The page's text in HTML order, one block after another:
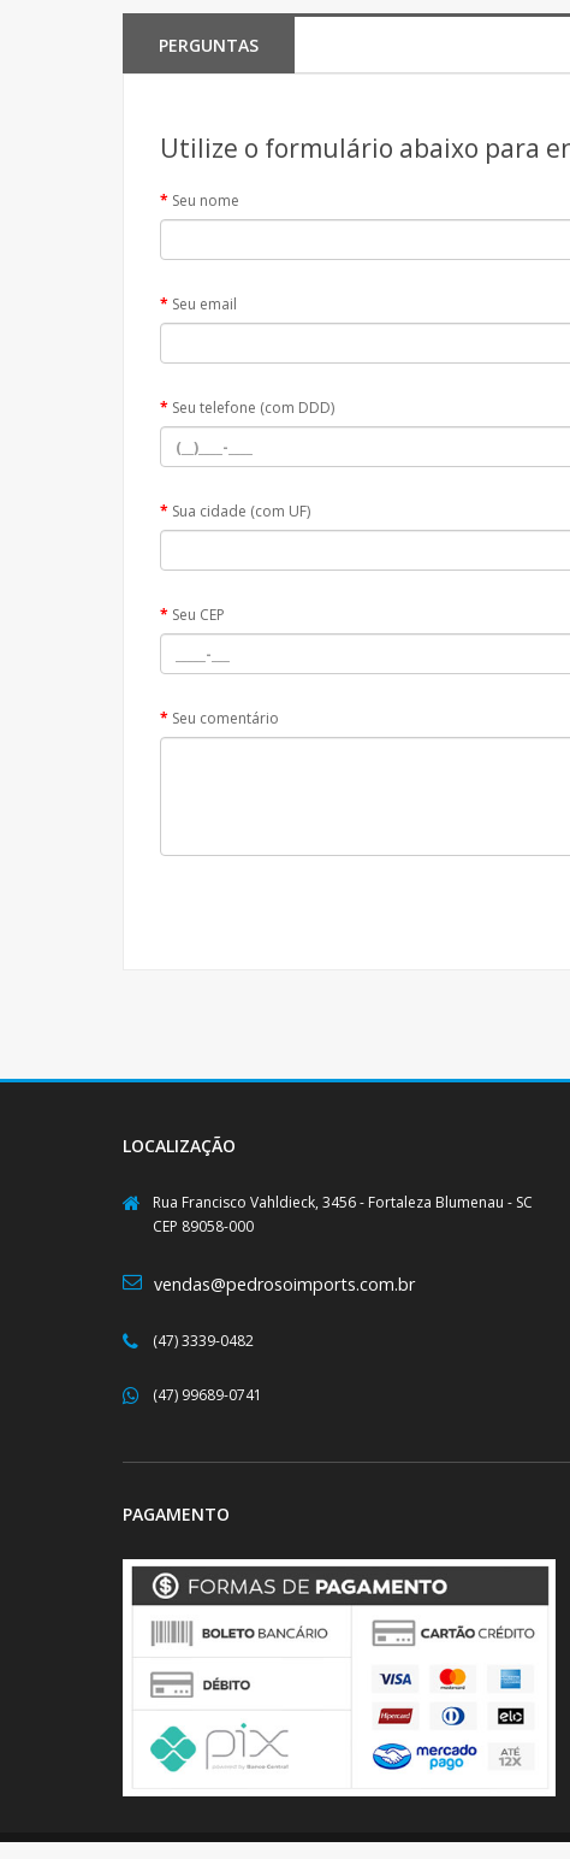
PERGUNTAS
Utilize o formulário abaixo para
Seu nome
Seu email
Seu telefone (com DDD)
Sua cidade (com UF)
Seu CEP
Seu comentário
LOCALIZAÇÃO
Rua Francisco Vahldieck, 3456 - Fortaleza Blumenau - SC
CEP 89058-000
vendas@pedrosoimports.com.br
(47) 3339-0482
(47) 99689-0741
PAGAMENTO